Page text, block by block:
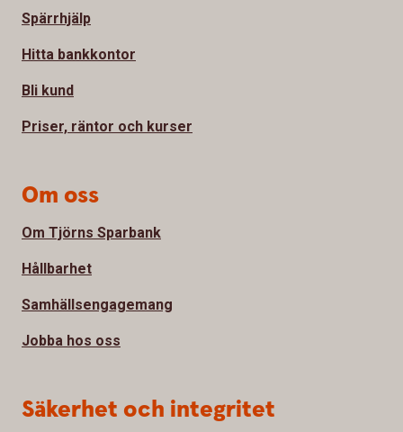
Spärrhjälp
Hitta bankkontor
Bli kund
Priser, räntor och kurser
Om oss
Om Tjörns Sparbank
Hållbarhet
Samhällsengagemang
Jobba hos oss
Säkerhet och integritet